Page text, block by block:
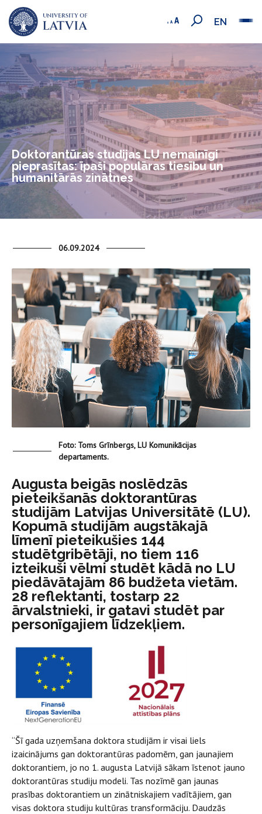
EN
Doktorantūras studijas LU nemainīgi
pieprasītas: īpaši populāras tiesību un
humanitārās zinātnes
06.09.2024
Foto: Toms Grīnbergs, LU Komunikācijas
departaments.
Augusta beigās noslēdzās
pieteikšanās doktorantūras
studijām Latvijas Universitātē (LU).
Kopumā studijām augstākajā
līmenī pieteikušies 144
studētgribētāji, no tiem 116
izteikuši vēlmi studēt kādā no LU
piedāvātajām 86 budžeta vietām.
28 reflektanti, tostarp 22
ārvalstnieki, ir gatavi studēt par
personīgajiem līdzekļiem.
“Šī gada uzņemšana doktora studijām ir visai liels
izaicinājums gan doktorantūras padomēm, gan jaunajiem
doktorantiem, jo no 1. augusta Latvijā sākam īstenot jauno
doktorantūras studiju modeli. Tas nozīmē gan jaunas
prasības doktorantiem un zinātniskajiem vadītājiem, gan
visas doktora studiju kultūras transformāciju. Daudzās